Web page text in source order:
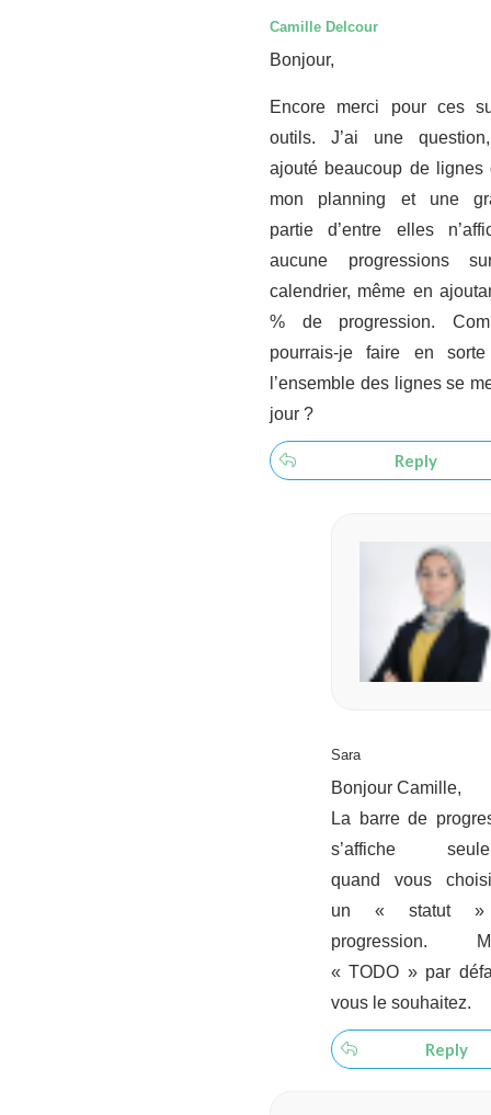
Camille Delcour
Bonjour,
Encore merci pour ces
outils. J’ai une
ajouté beaucoup de lignes
mon planning et une
partie d’entre elles
aucune progressions
calendrier, même en
% de progression.
pourrais-je faire en
l’ensemble des lignes se
jour ?
Reply
Sara
Bonjour Camille,
La barre de
s’affiche
quand vous
un « statut
progression.
« TODO » par
vous le souhaitez.
Reply